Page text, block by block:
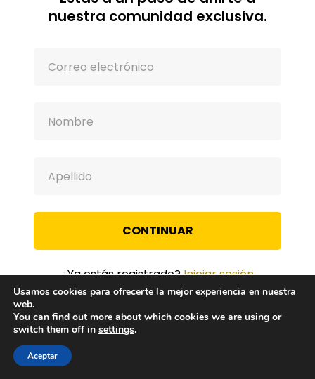
nuestra comunidad exclusiva.
CONTINUAR
¿Ya estás registrado?Iniciar sesión
Usamos cookies para ofrecerte la mejor experiencia en nuestra
web.
You can find out more about which cookies we are using or
switch them off in settings.
Aceptar